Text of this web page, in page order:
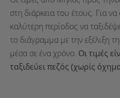
στη διάρκεια του έτους. Για
καλύτερη περίοδος να
το διάγραμμα με την εξέλιξη
μέσα σε ένα χρόνο. Οι τιμές
ταξιδεύει πεζός (χωρίς